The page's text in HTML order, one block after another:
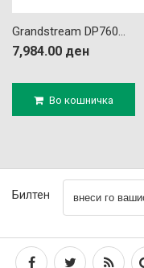
Grandstream DP760...
7,984.00 ден
Во кошничка
Билтен